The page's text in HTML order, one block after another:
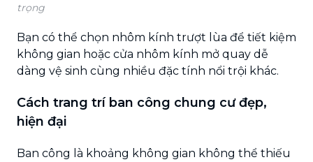
trọng
Bạn có thể chọn nhôm kính trượt lùa để tiết kiệm
không gian hoặc cửa nhôm kính mở quay dễ
dàng vệ sinh cùng nhiều đặc tính nổi trội khác.
Cách trang trí ban công chung cư đẹp,
hiện đại
Ban công là khoảng không gian không thể thiếu